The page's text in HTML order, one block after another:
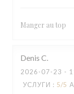
Manger au top
Denis C
2026-07-23 -
УСЛУГИ : 5/5